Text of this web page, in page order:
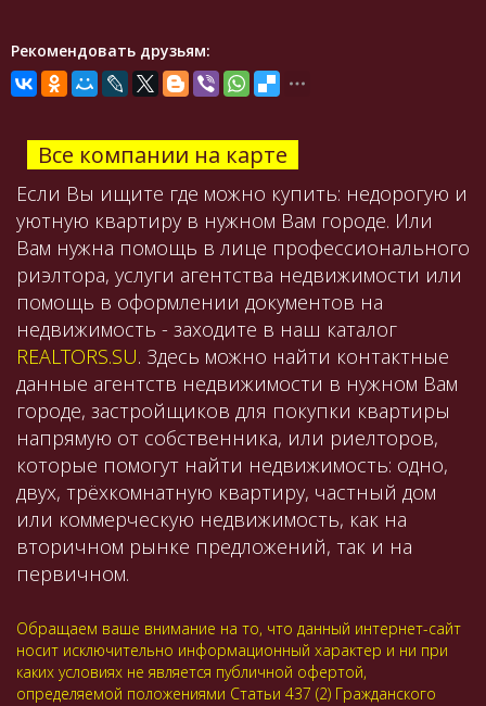
Рекомендовать друзьям:
Все компании на карте
Если Вы ищите где можно купить: недорогую и
уютную квартиру в нужном Вам городе. Или
Вам нужна помощь в лице профессионального
риэлтора, услуги агентства недвижимости или
помощь в оформлении документов на
недвижимость - заходите в наш каталог
REALTORS.SU. Здесь можно найти контактные
данные агентств недвижимости в нужном Вам
городе, застройщиков для покупки квартиры
напрямую от собственника, или риелторов,
которые помогут найти недвижимость: одно,
двух, трёхкомнатную квартиру, частный дом
или коммерческую недвижимость, как на
вторичном рынке предложений, так и на
первичном.
Обращаем ваше внимание на то, что данный интернет-сайт
носит исключительно информационный характер и ни при
каких условиях не является публичной офертой,
определяемой положениями Статьи 437 (2) Гражданского